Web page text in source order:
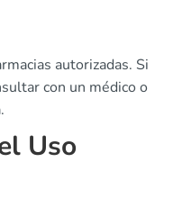
autorizadas. Si
con un médico o
Uso